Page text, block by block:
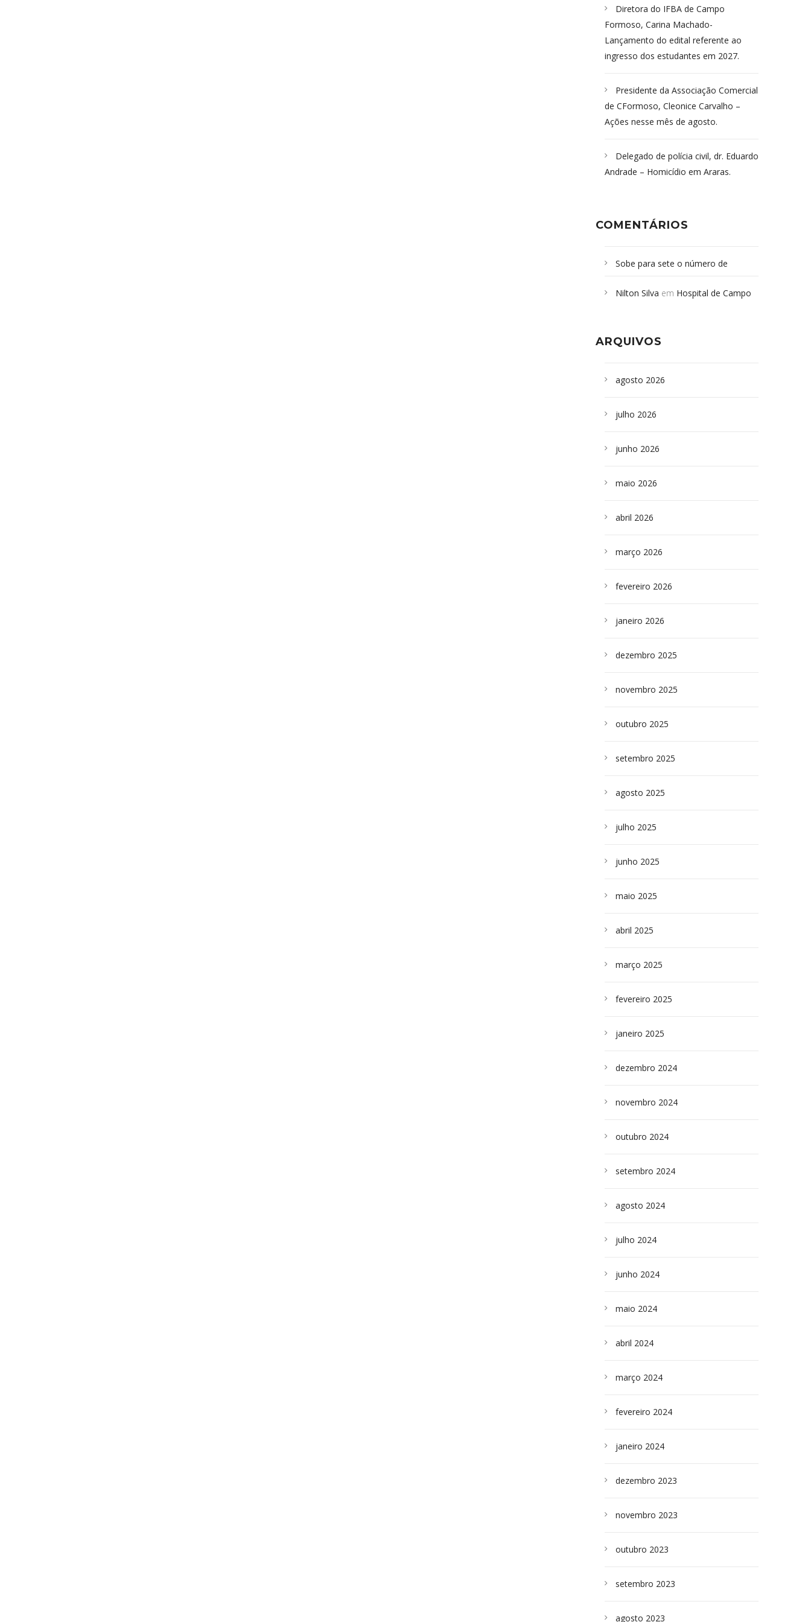
Diretora do IFBA de Campo
Formoso, Carina Machado-
Lançamento do edital referente ao
ingresso dos estudantes em 2027.
Presidente da Associação Comercial
de CFormoso, Cleonice Carvalho –
Ações nesse mês de agosto.
Delegado de polícia civil, dr. Eduardo
Andrade – Homicídio em Araras.
COMENTÁRIOS
Sobe para sete o número de
desabamento em São Paulo - Revista
sepultados em SP
Nilton Silva em Hospital de Campo
ARQUIVOS
agosto 2026
julho 2026
junho 2026
maio 2026
abril 2026
março 2026
fevereiro 2026
janeiro 2026
dezembro 2025
novembro 2025
outubro 2025
setembro 2025
agosto 2025
julho 2025
junho 2025
maio 2025
abril 2025
março 2025
fevereiro 2025
janeiro 2025
dezembro 2024
novembro 2024
outubro 2024
setembro 2024
agosto 2024
julho 2024
junho 2024
maio 2024
abril 2024
março 2024
fevereiro 2024
janeiro 2024
dezembro 2023
novembro 2023
outubro 2023
setembro 2023
agosto 2023